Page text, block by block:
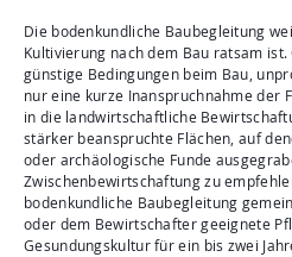
Die bodenkundliche Baubegleitung
Kultivierung nach dem Bau ratsam
günstige Bedingungen beim Bau,
nur eine kurze Inanspruchnahme der
in die landwirtschaftliche
stärker beanspruchte Flächen, auf
oder archäologische Funde
Zwischenbewirtschaftung zu
bodenkundliche Baubegleitung
oder dem Bewirtschafter geeignete
Gesundungskultur für ein bis zwei